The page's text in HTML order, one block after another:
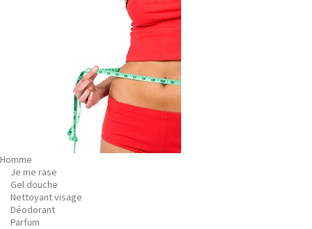
Homme
Je me rase
Gel douche
Nettoyant visage
Déodorant
Parfum